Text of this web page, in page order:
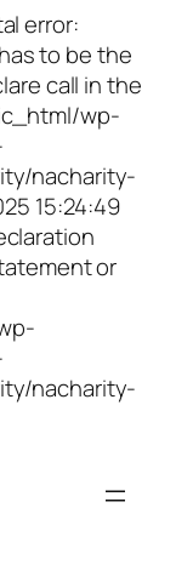
error:
to be the
call in the
wp-
nacharity-
15:24:49
or
nacharity-